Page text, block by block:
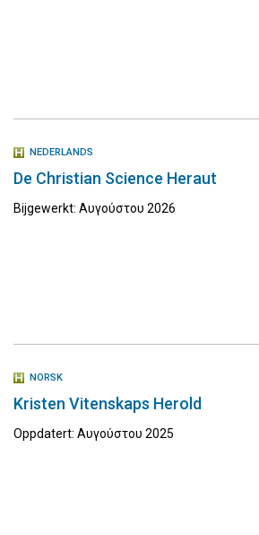
NEDERLANDS
De Christian Science Heraut
Bijgewerkt: Αυγούστου 2026
NORSK
Kristen Vitenskaps Herold
Oppdatert: Αυγούστου 2025